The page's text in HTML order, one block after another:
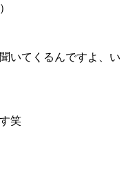
いてくるんですよ、い
笑